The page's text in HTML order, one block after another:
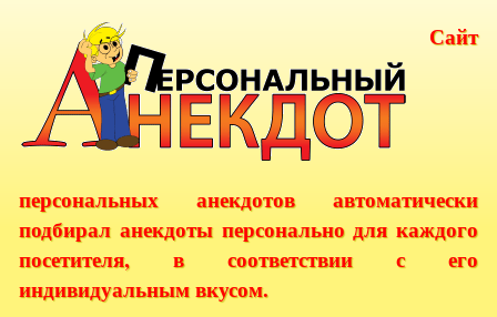
Сайт
персональных анекдотов автоматически
подбирал анекдоты персонально для каждого
посетителя, в соответствии с его
индивидуальным вкусом.